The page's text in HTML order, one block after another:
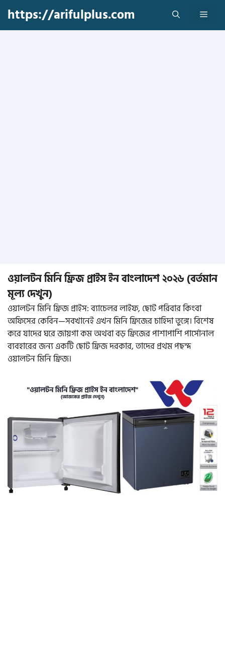
content
https://arifulplus.com Menu
ওয়ালটন মিনি ফ্রিজ প্রাইস ইন বাংলাদেশ ২০২৬ (বর্তমান
মূল্য দেখুন)
ওয়ালটন মিনি ফ্রিজ প্রাইস: ব্যাচেলর লাইফ, ছোট পরিবার কিংবা
অফিসের কেবিন—সবখানেই এখন মিনি ফ্রিজের চাহিদা তুঙ্গে। বিশেষ
করে যাদের ঘরে জায়গা কম অথবা বড় ফ্রিজের পাশাপাশি পার্সোনাল
ব্যবহারের জন্য একটি ছোট ফ্রিজ দরকার, তাদের প্রথম পছন্দ
ওয়ালটন মিনি ফ্রিজ।